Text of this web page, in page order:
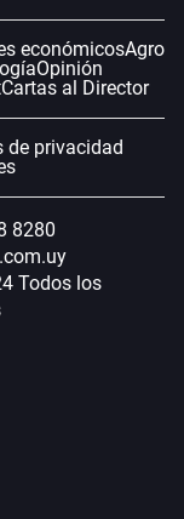
económicosAgro
Opinión
Cartas al Director
de privacidad
8280
Todos los